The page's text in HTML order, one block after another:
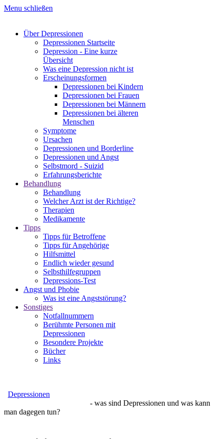
Menu schließen
Über Depressionen
Depressionen Startseite
Depression - Eine kurze
Übersicht
Was eine Depression nicht ist
Erscheinungsformen
Depressionen bei Kindern
Depressionen bei Frauen
Depressionen bei Männern
Depressionen bei älteren
Menschen
Symptome
Ursachen
Depressionen und Borderline
Depressionen und Angst
Selbstmord - Suizid
Erfahrungsberichte
Behandlung
Behandlung
Welcher Arzt ist der Richtige?
Therapien
Medikamente
Tipps
Tipps für Betroffene
Tipps für Angehörige
Hilfsmittel
Endlich wieder gesund
Selbsthilfegruppen
Depressions-Test
Angst und Phobie
Was ist eine Angststörung?
Sonstiges
Notfallnummern
Berühmte Personen mit
Depressionen
Besondere Projekte
Bücher
Links
Depressionen
- was sind Depressionen und was kann
man dagegen tun?